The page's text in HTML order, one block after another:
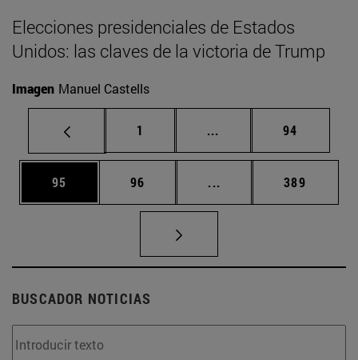
Elecciones presidenciales de Estados
Unidos: las claves de la victoria de Trump
Imagen Manuel Castells
Página
1 ... Páginas intermedias
Página
94
Página
95 Página
96 ... Páginas intermedias
Página
389
BUSCADOR NOTICIAS